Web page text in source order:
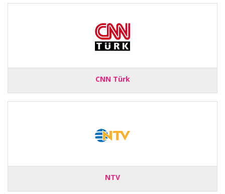
CNN Türk
NTV